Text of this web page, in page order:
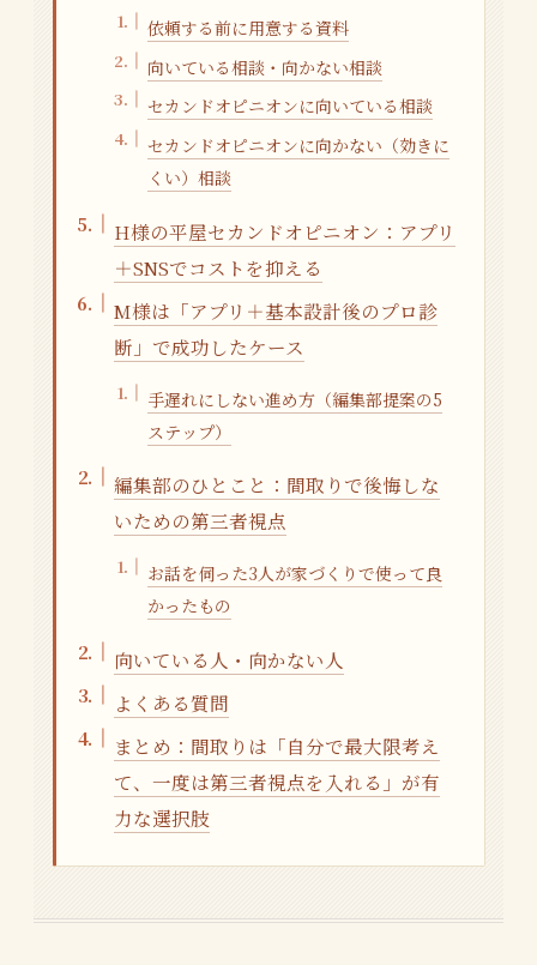
依頼する前に用意する資料
向いている相談・向かない相談
セカンドオピニオンに向いている相談
セカンドオピニオンに向かない（効きに
くい）相談
H様の平屋セカンドオピニオン：アプリ
＋SNSでコストを抑える
M様は「アプリ＋基本設計後のプロ診
断」で成功したケース
手遅れにしない進め方（編集部提案の5
ステップ）
編集部のひとこと：間取りで後悔しな
いための第三者視点
お話を伺った3人が家づくりで使って良
かったもの
向いている人・向かない人
よくある質問
まとめ：間取りは「自分で最大限考え
て、一度は第三者視点を入れる」が有
力な選択肢